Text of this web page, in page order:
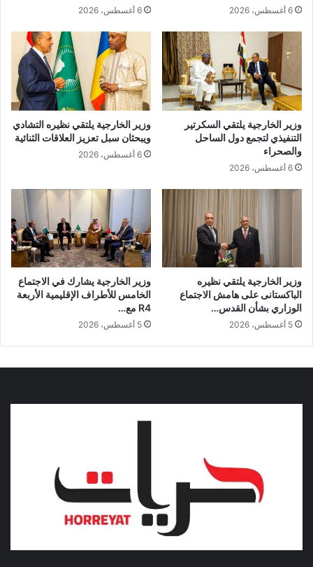
6 أغسطس، 2026 6 أغسطس، 2026
وزير الخارجية يلتقي السكرتير
التنفيذي لتجمع دول الساحل
والصحراء
6 أغسطس، 2026
وزير الخارجية يلتقي نظيره التشادي
ويبحثان سبل تعزيز العلاقات الثنائية
6 أغسطس، 2026
وزير الخارجية يلتقي نظيره
الباكستانى على هامش الاجتماع
الوزاري بشأن القدس…
5 أغسطس، 2026
وزير الخارجية يشارك في الاجتماع
الخامس للأطراف الإقليمية الأربعة
R4 مع…
5 أغسطس، 2026